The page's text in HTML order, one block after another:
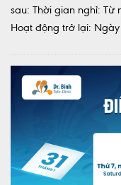
sau: Thời gian nghỉ:
Hoạt động trở lại: